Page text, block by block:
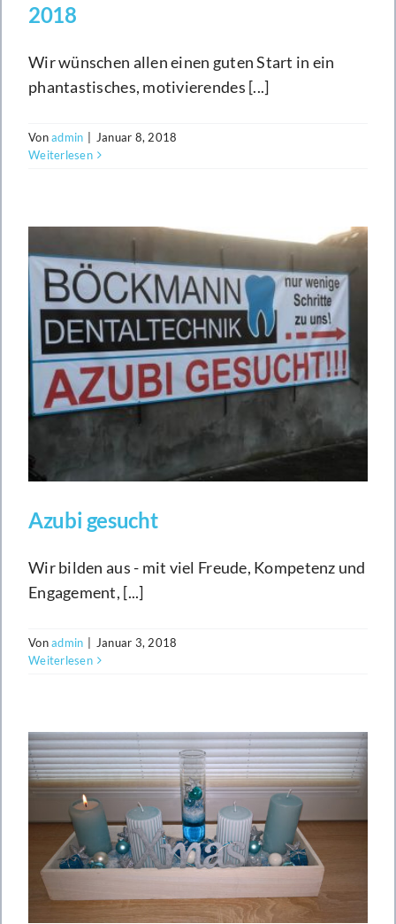
2018
Wir wünschen allen einen guten Start in ein
phantastisches, motivierendes [...]
Vonadmin
Januar 8, 2018
Weiterlesen
Azubi gesucht
Wir bilden aus - mit viel Freude, Kompetenz und
Engagement, [...]
Vonadmin
Januar 3, 2018
Weiterlesen